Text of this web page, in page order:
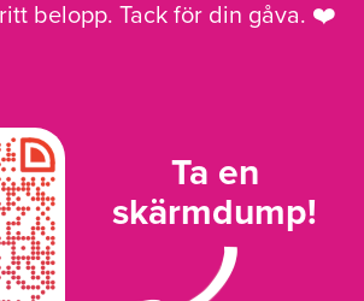
belopp. Tack för din gåva. ❤️
Ta en
skärmdump!